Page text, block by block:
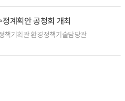
계획안 공청회 개최
책기획관 환경정책기술담당관